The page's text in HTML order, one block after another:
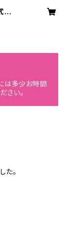
サ
は多少お時間
さい。
た。